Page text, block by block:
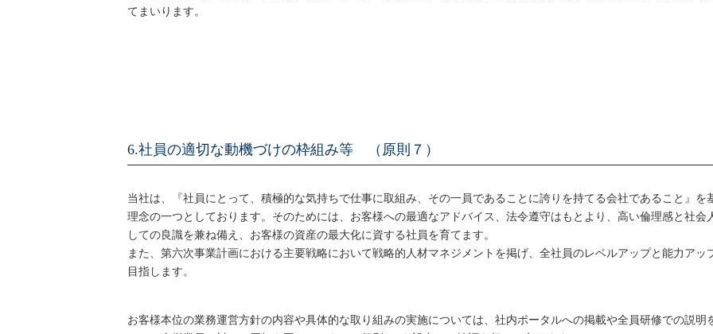
てまいります。
6.社員の適切な動機づけの枠組み等 （原則７）
当社は、『社員にとって、積極的な気持ちで仕事に取組み、その一員であることに誇りを持てる会社であること』を
理念の一つとしております。そのためには、お客様への最適なアドバイス、法令遵守はもとより、高い倫理感と社会
しての良識を兼ね備え、お客様の資産の最大化に資する社員を育てます。
また、第六次事業計画における主要戦略において戦略的人材マネジメントを掲げ、全社員のレベルアップと能力アッ
目指します。
お客様本位の業務運営方針の内容や具体的な取り組みの実施については、社内ポータルへの掲載や全員研修での説明